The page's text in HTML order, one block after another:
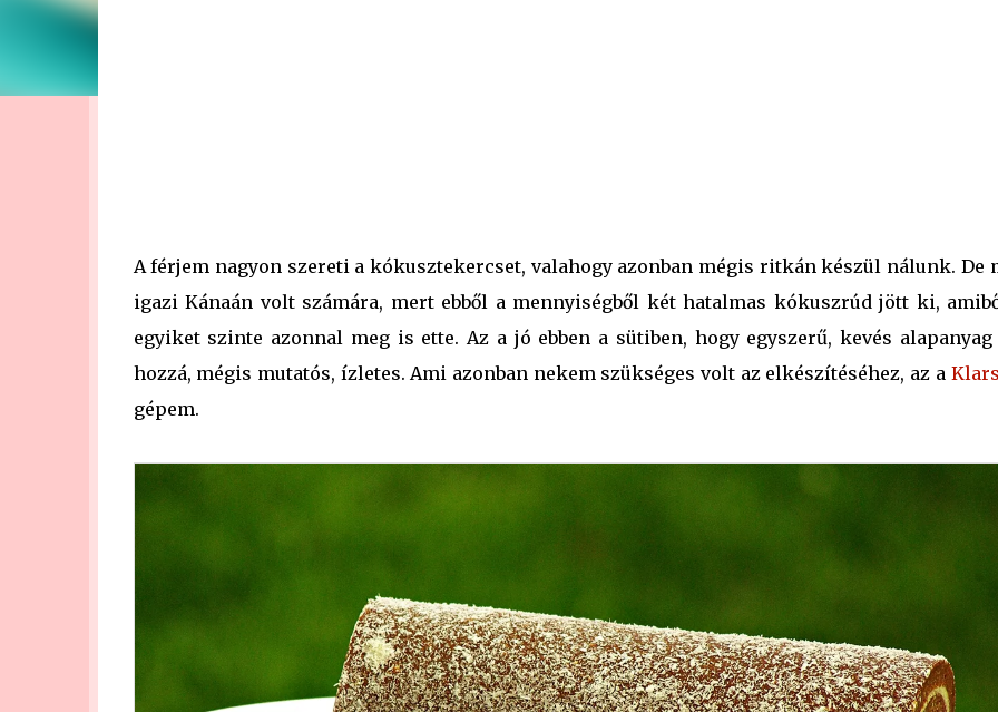
A férjem nagyon szereti a kókusztekercset, valahogy azonban mégis ritkán készül nálunk. De
igazi Kánaán volt számára, mert ebből a mennyiségből két hatalmas kókuszrúd jött ki,
egyiket szinte azonnal meg is ette. Az a jó ebben a sütiben, hogy egyszerű, kevés
hozzá, mégis mutatós, ízletes. Ami azonban nekem szükséges volt az elkészítéséhez, az a
gépem.